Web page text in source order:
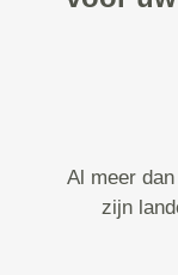
Al meer
zijn